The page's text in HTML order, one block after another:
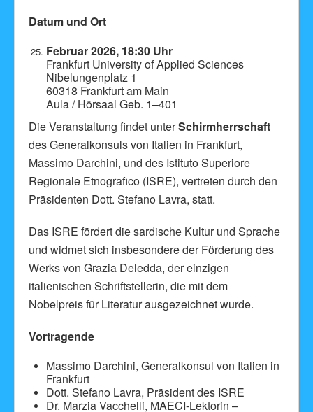
Datum und Ort
Februar 2026, 18:30 Uhr
Frankfurt University of Applied Sciences
Nibelungenplatz 1
60318 Frankfurt am Main
Aula / Hörsaal Geb. 1–401
Die Veranstaltung findet unterSchirmherrschaft
des Generalkonsuls von Italien in Frankfurt,
Massimo Darchini, und des Istituto Superiore
Regionale Etnografico (ISRE), vertreten durch den
Präsidenten Dott. Stefano Lavra, statt.
Das ISRE fördert die sardische Kultur und Sprache
und widmet sich insbesondere der Förderung des
Werks von Grazia Deledda, der einzigen
italienischen Schriftstellerin, die mit dem
Nobelpreis für Literatur ausgezeichnet wurde.
Vortragende
Massimo Darchini, Generalkonsul von Italien in
Frankfurt
Dott. Stefano Lavra, Präsident des ISRE
Dr. Marzia Vacchelli, MAECI-Lektorin –